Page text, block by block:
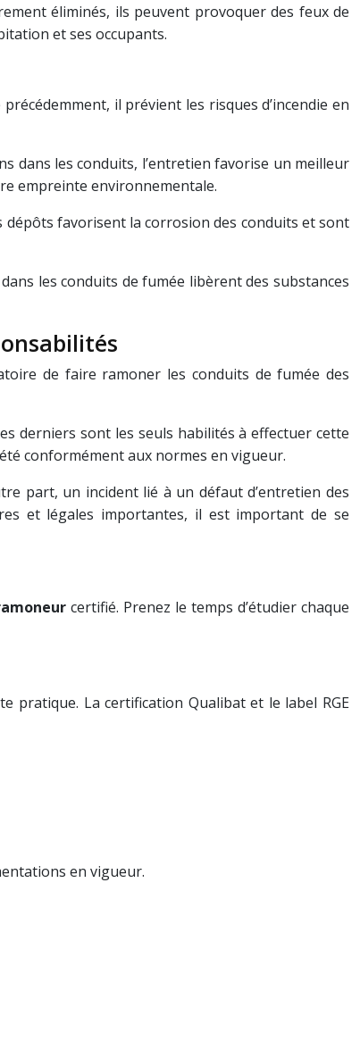
éliminés, ils peuvent provoquer des feux de
et ses occupants.
il prévient les risques d’incendie en
dans les conduits, l’entretien favorise un meilleur
empreinte environnementale.
dépôts favorisent la corrosion des conduits et sont
les conduits de fumée libèrent des substances
de faire ramoner les conduits de fumée des
derniers sont les seuls habilités à effectuer cette
été conformément aux normes en vigueur.
part, un incident lié à un défaut d’entretien des
et légales importantes, il est important de se
certifié. Prenez le temps d’étudier chaque
pratique. La certification Qualibat et le label RGE
en vigueur.